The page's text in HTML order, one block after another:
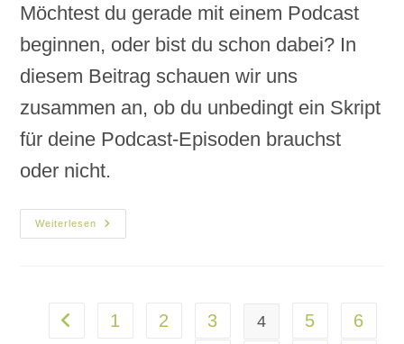
Möchtest du gerade mit einem Podcast
beginnen, oder bist du schon dabei? In
diesem Beitrag schauen wir uns
zusammen an, ob du unbedingt ein Skript
für deine Podcast-Episoden brauchst
oder nicht.
Weiterlesen
1 2 3 4 5
6